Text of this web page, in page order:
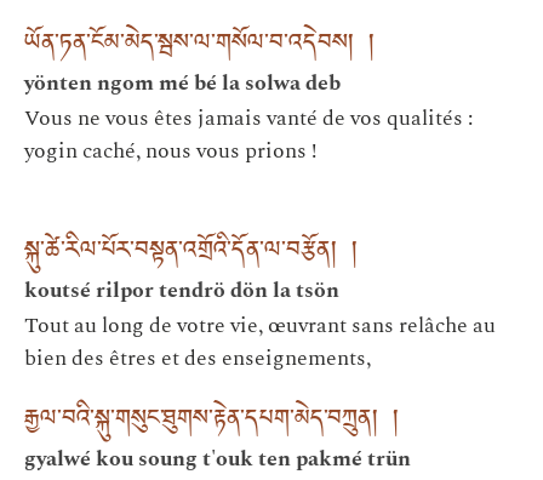
ཡོན་ཏན་ངོམ་མེད་སྦས་ལ་གསོལ་བ་འདེབས། །
yönten ngom mé bé la solwa deb
Vous ne vous êtes jamais vanté de vos qualités :
yogin caché, nous vous prions !
སྐུ་ཚེ་རིལ་པོར་བསྟན་འགྲོའི་དོན་ལ་བརྩོན། །
koutsé rilpor tendrö dön la tsön
Tout au long de votre vie, œuvrant sans relâche au
bien des êtres et des enseignements,
རྒྱལ་བའི་སྐུ་གསུང་ཐུགས་རྟེན་དཔག་མེད་བཀྲུན། །
gyalwé kou soung t'ouk ten pakmé trün